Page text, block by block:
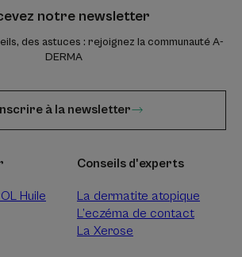
notre newsletter
des astuces : rejoignez la communauté A-
DERMA
à la newsletter
Huile
Conseils d'experts
La dermatite atopique
L’eczéma de contact
La Xerose